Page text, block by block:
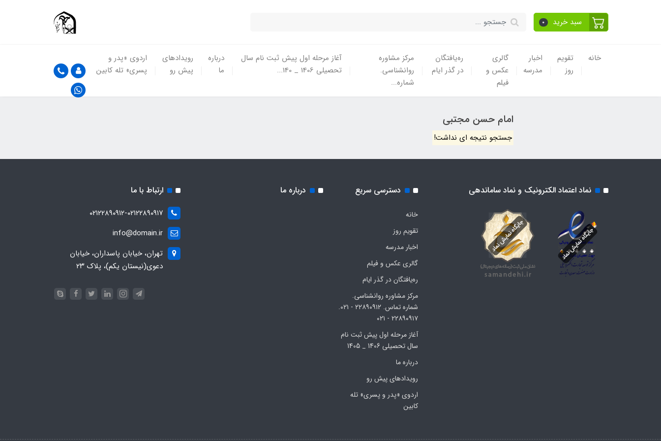
سبد خرید 0
خانه
تقویم
روز
اخبار
مدرسه
گالری
عکس و
فیلم
ره‌یافتگان
در گذر ایام
مرکز مشاوره
روانشناسی.
شماره...
آغاز مرحله اول پیش ثبت نام سال
تحصیلی 1406 _ 140...
درباره
ما
رویدادهای
پیش رو
اردوی «پدر و
پسری» تله کابین
امام حسن مجتبی
جستجو نتیجه ای نداشت!
نماد اعتماد الکترونیک و نماد ساماندهی دسترسی سریع
خانه
تقویم روز
اخبار مدرسه
گالری عکس و فیلم
ره‌یافتگان در گذر ایام
مرکز مشاوره روانشناسی.
شماره تماس. ۲۲۸۹۰۹۱۲ - ۰۲۱.
۲۲۸۹۰۹۱۷ - ۰۲۱
آغاز مرحله اول پیش ثبت نام
سال تحصیلی 1406 _ 1405
درباره ما
رویدادهای پیش رو
اردوی «پدر و پسری» تله
کابین
درباره ما ارتباط با ما
۰۲۱۲۲۸۹۰۹۱۲-۰۲۱۲۲۸۹۰۹۱۷
info@domain.ir
تهران، خیابان پاسداران، خیابان
دعوی(نیستان یکم)، پلاک ۲۳